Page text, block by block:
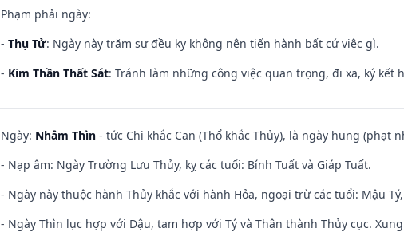
Phạm phải ngày:
- Thụ Tử: Ngày này trăm sự đều kỵ không nên tiến hành bất cứ việc gì.
- Kim Thần Thất Sát: Tránh làm những công việc quan trọng, đi xa, ký kết
Ngày: Nhâm Thìn - tức Chi khắc Can (Thổ khắc Thủy), là ngày hung (phạt
- Nạp âm: Ngày Trường Lưu Thủy, kỵ các tuổi: Bính Tuất và Giáp Tuất.
- Ngày này thuộc hành Thủy khắc với hành Hỏa, ngoại trừ các tuổi: Mậu
- Ngày Thìn lục hợp với Dậu, tam hợp với Tý và Thân thành Thủy cục.